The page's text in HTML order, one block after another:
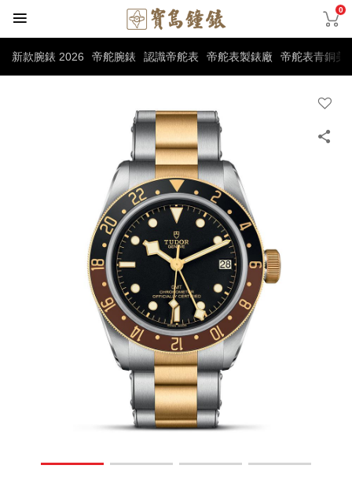
0
新款腕錶 2026 帝舵腕錶 認識帝舵表 帝舵表製錶廠 帝舵表青銅美